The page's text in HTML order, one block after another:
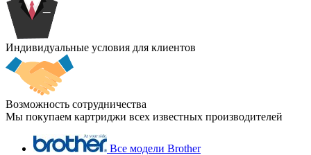
Индивидуальные условия для клиентов
Возможность сотрудничества
Мы покупаем картриджи всех известных производителей
Все модели Brother